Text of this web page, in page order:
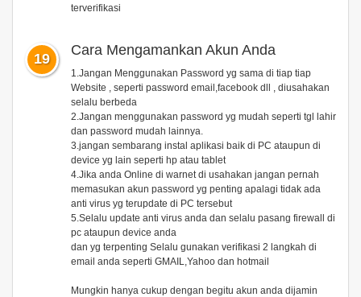
terverifikasi
19
Cara Mengamankan Akun Anda
1.Jangan Menggunakan Password yg sama di tiap tiap
Website , seperti password email,facebook dll , diusahakan
selalu berbeda
2.Jangan menggunakan password yg mudah seperti tgl lahir
dan password mudah lainnya.
3.jangan sembarang instal aplikasi baik di PC ataupun di
device yg lain seperti hp atau tablet
4.Jika anda Online di warnet di usahakan jangan pernah
memasukan akun password yg penting apalagi tidak ada
anti virus yg terupdate di PC tersebut
5.Selalu update anti virus anda dan selalu pasang firewall di
pc ataupun device anda
dan yg terpenting Selalu gunakan verifikasi 2 langkah di
email anda seperti GMAIL,Yahoo dan hotmail
Mungkin hanya cukup dengan begitu akun anda dijamin